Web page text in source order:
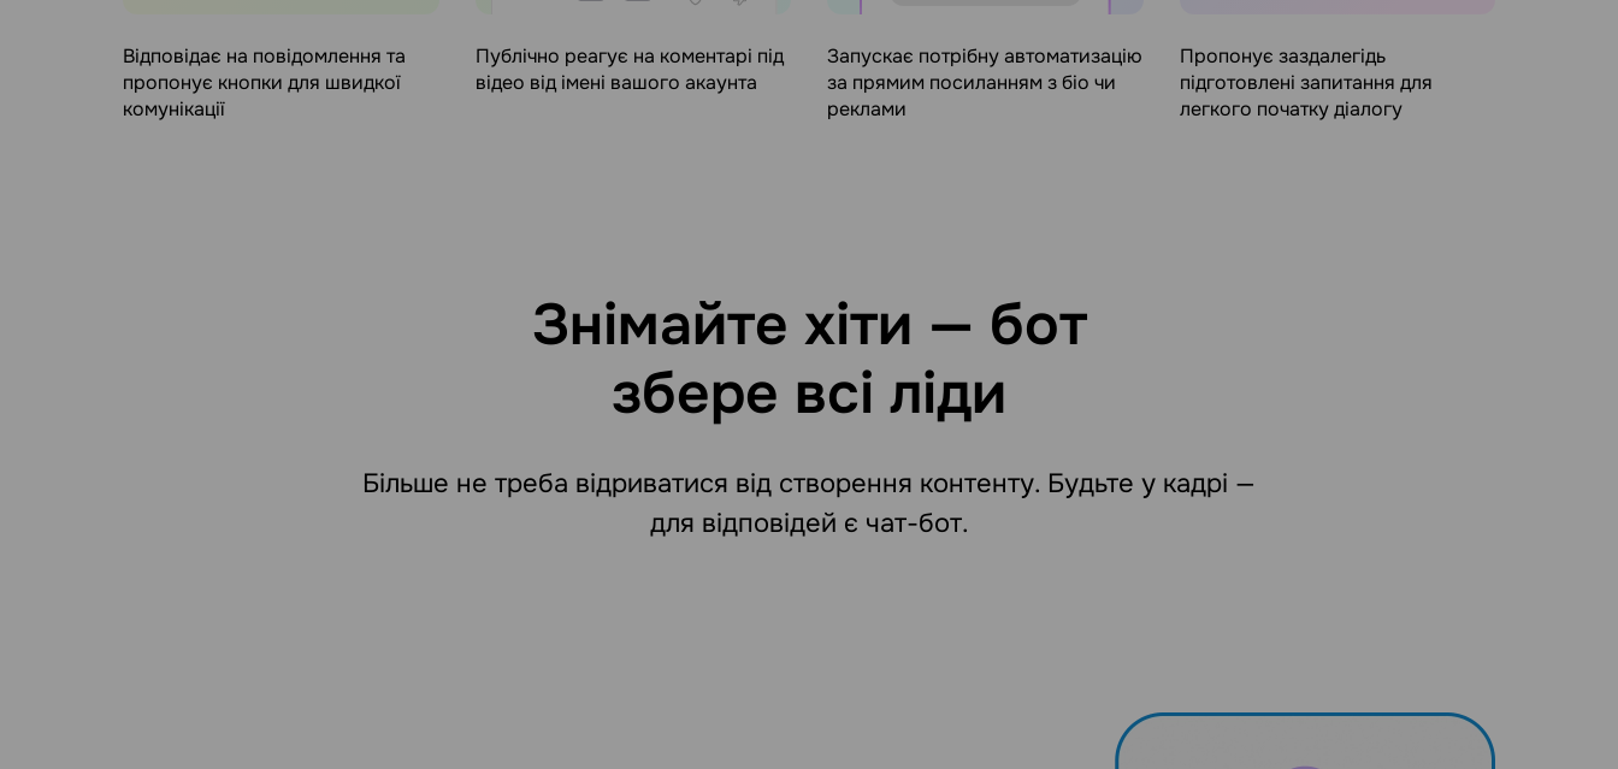
Відповідає на повідомлення та
пропонує кнопки для швидкої
комунікації
Публічно реагує на коментарі під
відео від імені вашого акаунта
Запускає потрібну автоматизацію
за прямим посиланням з біо чи
реклами
Пропонує заздалегідь
підготовлені запитання для
легкого початку діалогу
Знімайте хіти — бот
збере всі ліди
Більше не треба відриватися від створення контенту. Будьте у кадрі —
для відповідей є чат-бот.